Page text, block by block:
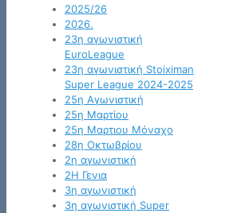
2025/26
2026.
23η αγωνιστική
EuroLeague
23η αγωνιστική Stoiximan
Super League 2024-2025
25η Αγωνιστική
25η Μαρτίου
25η Μαρτιου Μόναχο
28η Οκτωβρίου
2η αγωνιστική
2Η Γενια
3η αγωνιστική
3η αγωνιστική Super